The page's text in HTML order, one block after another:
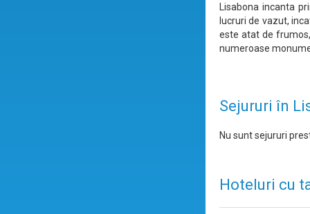
Lisabona incanta
lucruri de vazut,
este atat de
numeroase
Sejururi în
Nu sunt sejururi
Hoteluri cu